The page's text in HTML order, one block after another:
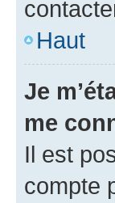
Haut
Je
me
Il est
compte